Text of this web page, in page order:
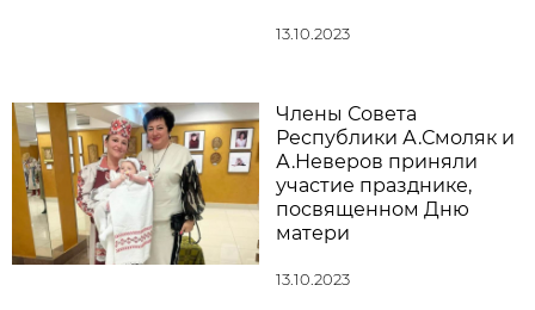
13.10.2023
Члены Совета
Республики А.Смоляк и
А.Неверов приняли
участие празднике,
посвященном Дню
матери
13.10.2023